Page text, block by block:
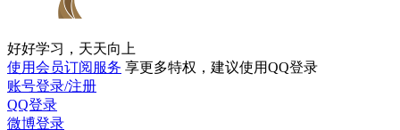
好好学习，天天向上
使用会员订阅服务 享更多特权，建议使用QQ登录
账号登录/注册
QQ登录
微博登录